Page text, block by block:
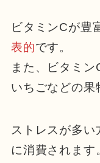
ビタミンCが豊
表的です。
また、ビタミン
いちごなどの果
ストレスが多い
に消費されます